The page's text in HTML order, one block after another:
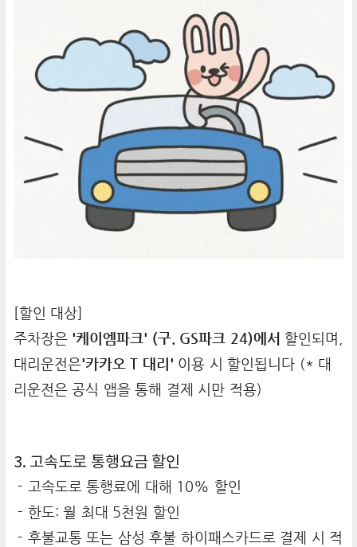
[할인 대상]
주차장은 '케이엠파크' (구. GS파크 24)에서 할인되며,
대리운전은'카카오 T 대리' 이용 시 할인됩니다 (* 대
리운전은 공식 앱을 통해 결제 시만 적용)
3. 고속도로 통행요금 할인
- 고속도로 통행료에 대해 10% 할인
- 한도: 월 최대 5천원 할인
- 후불교통 또는 삼성 후불 하이패스카드로 결제 시 적